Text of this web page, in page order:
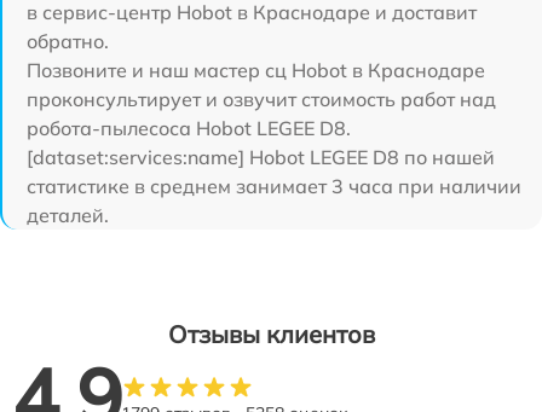
в сервис-центр Hobot в Краснодаре и доставит
обратно.
Позвоните и наш мастер сц Hobot в Краснодаре
проконсультирует и озвучит стоимость работ над
робота-пылесоса Hobot LEGEE D8.
[dataset:services:name] Hobot LEGEE D8 по нашей
статистике в среднем занимает 3 часа при наличии
деталей.
Отзывы клиентов